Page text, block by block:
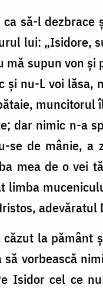
să-l
lui: „Isidore,
supun von
nu-L voi lăsa,
dar nimic n-a
de mânie, a
mea de o vei
limba
adevăratul
la
vorbească
Isidor cel ce